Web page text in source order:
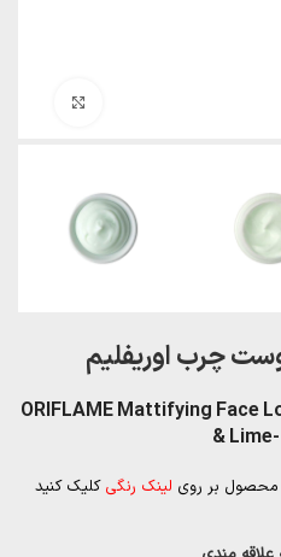
چرب اوریفلیم
ORIFLAME Mattifying Face
&
محصول بر روی لینک رنگی کلیک کنید